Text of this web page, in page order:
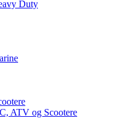
Duty
ATV og Scootere